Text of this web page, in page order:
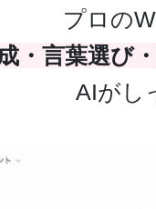
プロの
・言葉選び
AIがし